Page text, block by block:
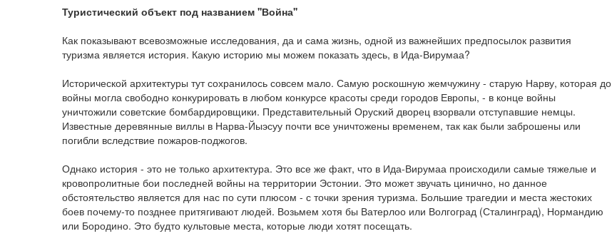
Туристический объект под названием ''Война''
Как показывают всевозможные исследования, да и сама жизнь, одной из важнейших предпосылок развития
туризма является история. Какую историю мы можем показать здесь, в Ида-Вирумаа?
Исторической архитектуры тут сохранилось совсем мало. Самую роскошную жемчужину - старую Нарву, которая до
войны могла свободно конкурировать в любом конкурсе красоты среди городов Европы, - в конце войны
уничтожили советские бомбардировщики. Представительный Оруский дворец взорвали отступавшие немцы.
Известные деревянные виллы в Нарва-Йыэсуу почти все уничтожены временем, так как были заброшены или
погибли вследствие пожаров-поджогов.
Однако история - это не только архитектура. Это все же факт, что в Ида-Вирумаа происходили самые тяжелые и
кровопролитные бои последней войны на территории Эстонии. Это может звучать цинично, но данное
обстоятельство является для нас по сути плюсом - с точки зрения туризма. Большие трагедии и места жестоких
боев почему-то позднее притягивают людей. Возьмем хотя бы Ватерлоо или Волгоград (Сталинград), Нормандию
или Бородино. Это будто культовые места, которые люди хотят посещать.